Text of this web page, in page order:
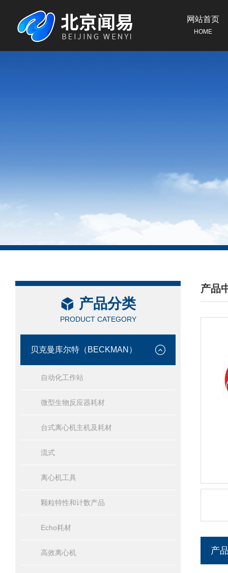
网站首页
HOME
产品分类
PRODUCT CATEGORY
贝克曼库尔特（BECKMAN）
自动化工作站
微型生物反应器耗材
台式离心机主机及耗材
流式
离心机工具
颗粒特性和计数产品
Echo耗材
高效离心机
产品
/
产